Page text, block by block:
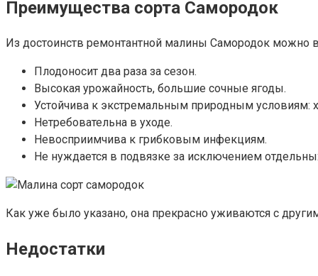
Преимущества сорта Самородок
Из достоинств ремонтантной малины Самородок можно
Плодоносит два раза за сезон.
Высокая урожайность, большие сочные ягоды.
Устойчива к экстремальным природным условиям:
Нетребовательна в уходе.
Невосприимчива к грибковым инфекциям.
Не нуждается в подвязке за исключением
Как уже было указано, она прекрасно уживаются с
Недостатки